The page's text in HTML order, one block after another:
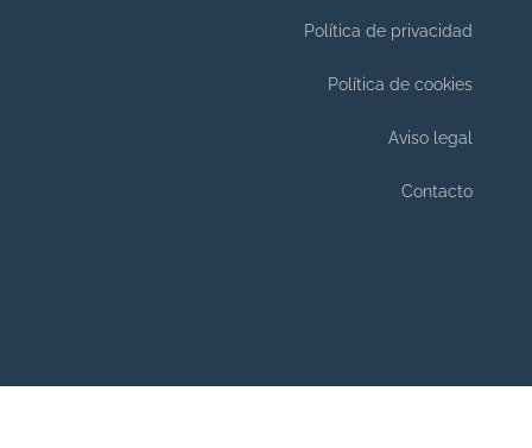
Política de privacidad
Política de cookies
Aviso legal
Contacto